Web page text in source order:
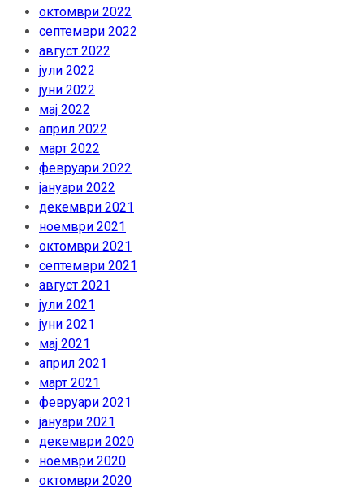
октомври 2022
септември 2022
август 2022
јули 2022
јуни 2022
мај 2022
април 2022
март 2022
февруари 2022
јануари 2022
декември 2021
ноември 2021
октомври 2021
септември 2021
август 2021
јули 2021
јуни 2021
мај 2021
април 2021
март 2021
февруари 2021
јануари 2021
декември 2020
ноември 2020
октомври 2020